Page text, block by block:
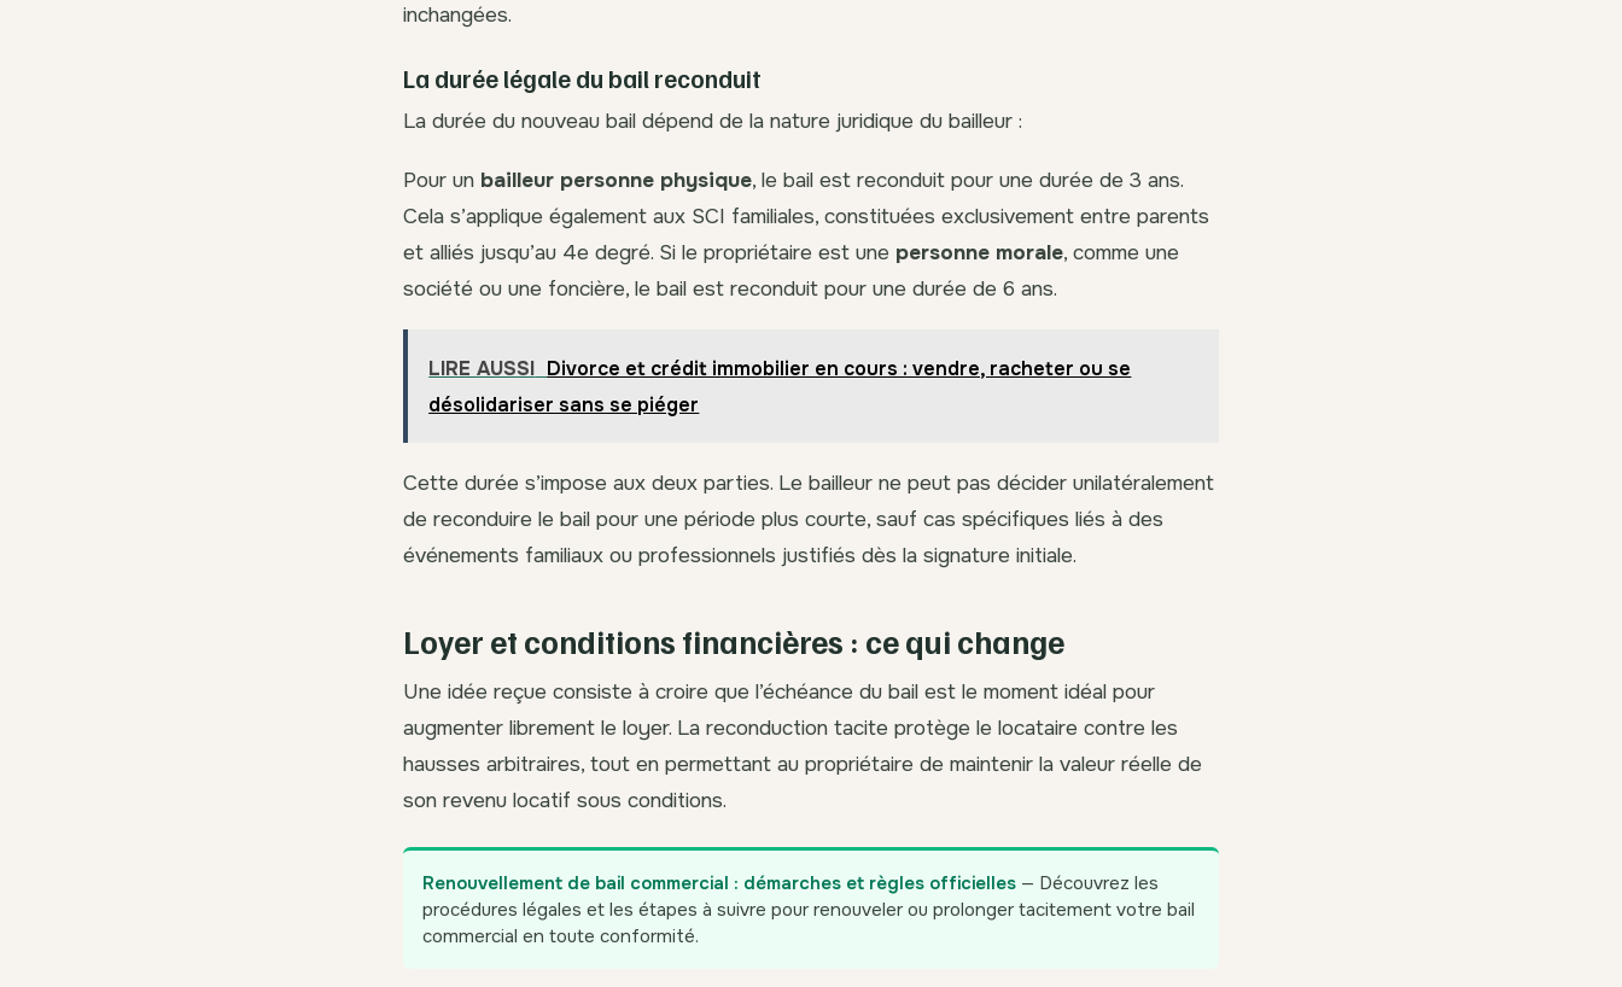
inchangées.
La durée légale du bail reconduit
La durée du nouveau bail dépend de la nature juridique du bailleur :
Pour un bailleur personne physique, le bail est reconduit pour une durée de 3 ans.
Cela s’applique également aux SCI familiales, constituées exclusivement entre parents
et alliés jusqu’au 4e degré. Si le propriétaire est une personne morale, comme une
société ou une foncière, le bail est reconduit pour une durée de 6 ans.
LIRE AUSSI Divorce et crédit immobilier en cours : vendre, racheter ou se
désolidariser sans se piéger
Cette durée s’impose aux deux parties. Le bailleur ne peut pas décider unilatéralement
de reconduire le bail pour une période plus courte, sauf cas spécifiques liés à des
événements familiaux ou professionnels justifiés dès la signature initiale.
Loyer et conditions financières : ce qui change
Une idée reçue consiste à croire que l’échéance du bail est le moment idéal pour
augmenter librement le loyer. La reconduction tacite protège le locataire contre les
hausses arbitraires, tout en permettant au propriétaire de maintenir la valeur réelle de
son revenu locatif sous conditions.
Renouvellement de bail commercial : démarches et règles officielles — Découvrez les
procédures légales et les étapes à suivre pour renouveler ou prolonger tacitement votre bail
commercial en toute conformité.